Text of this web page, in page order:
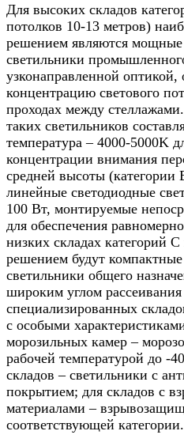
Для высоких складов
потолков 10-13 метров)
решением являются мощные
светильники
узконаправленной
концентрацию светового
проходах между
таких светильников
температура – 4000-5000K
концентрации внимания
средней высоты (категории
линейные светодиодные
100 Вт, монтируемые
для обеспечения
низких складах категорий
решением будут
светильники общего
широким углом
специализированных
с особыми
морозильных камер –
рабочей температурой до -
складов – светильники с
покрытием; для складов с
материалами –
соответствующей категории.